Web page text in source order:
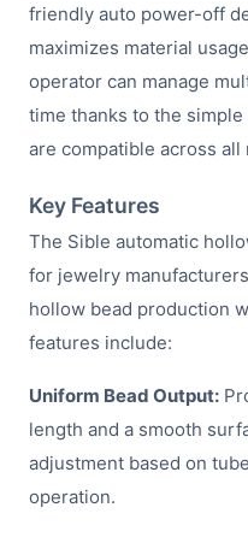
friendly auto power-off
maximizes material
operator can manage
time thanks to the
are compatible across
Key Features
The Sible automatic
for jewelry
hollow bead production
features include:
Uniform Bead Output:
length and a smooth
adjustment based on
operation.